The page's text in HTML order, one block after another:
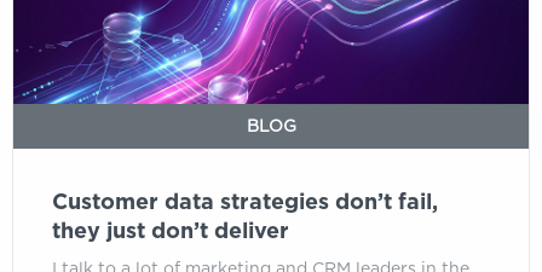
don’t
deliver
BLOG
Customer data strategies don’t fail,
they just don’t deliver